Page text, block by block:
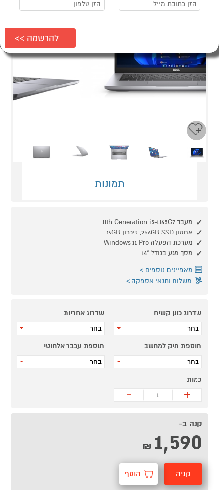
תמונות
מעבד 11th Generation i5-1145G7
אחסון 256GB SSD, זיכרון 16GB
מערכת הפעלה Windows 11 Pro
מסך מגע בגודל "14
מאפיינים נוספים
משלוח ותנאי אספקה
שדרוג כונן קשיח
בחר
שדרוג אחריות
בחר
תוספת תיק למחשב
בחר
תוספת עכבר אלחוטי
בחר
כמות
+
-
קנה ב-
1,590
₪
קניה הוסף